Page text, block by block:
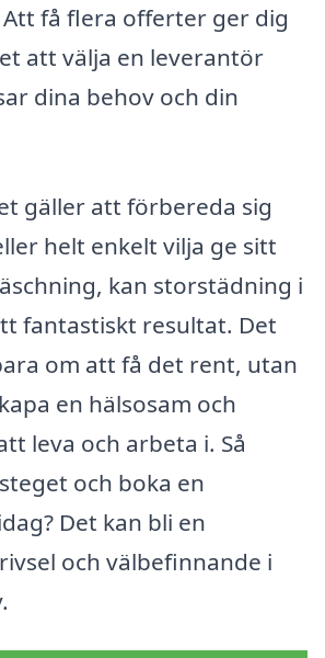
få flera offerter ger dig
att välja en leverantör
dina behov och din
gäller att förbereda sig
helt enkelt vilja ge sitt
kan storstädning i
fantastiskt resultat. Det
om att få det rent, utan
en hälsosam och
leva och arbeta i. Så
och boka en
Det kan bli en
och välbefinnande i